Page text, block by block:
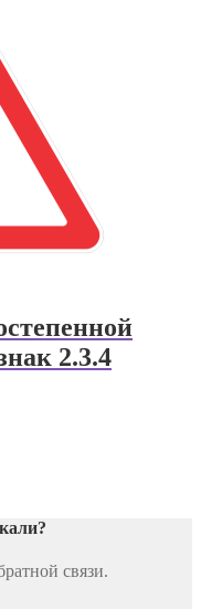
2.3.4
?
связи.